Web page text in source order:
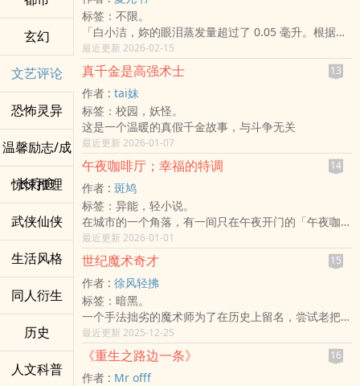
玄幻
文艺评论
恐怖灵异
温馨励志/成
长疗愈
惊悚推理
武侠仙侠
生活风格
同人衍生
历史
人文科普
容器， 爱会被延续， 还是被稀释？ 这不是关于复活。
而是关于选择。 当你终于再次听见那熟悉的声音——
你会伸手拥抱， 还是转身离开？
标签：不限。
「白小洁，妳的眼泪蒸发量超过了 0.05 毫升。根据大
数据分析，妳现在需要一个强行拥抱。」
在厉氏集团掌权者——厉霆琛的世界里，爱情不是心
动，是精准的**「数据覆盖」。身为全球顶尖科技巨
头，他将「霸道」玩出了赛博庞克的高度。他开发了无
孔不入的 「爱洁 App」，将女主角白小洁**的生命彻
底数位化。
白小洁，一个只想安静领薪水的普通社畜，却被迫成为
了厉霆琛的「唯一云端用户」。
她想逃跑，导航系统会自动导向厉霆琛的怀抱；
她想打工，面试官的手机就会跳出警告：「录用此人将
引发厉氏集团的恶意并购」；
她想心动，智慧型手表就会大声公播：「检测到用户对
非特定对象产生好感，即刻电击处置」。
这是一场科技垄断与贫穷意志的黑色幽默对决。
当厉霆琛为了营造一场「只有两个人」的浪漫晚餐，而
不惜瘫痪整座城市的电力系统、中断所有医院的通讯、
引发全球股市暴跌时，白小洁看着满城的混乱与哀鸣，
终于忍不住咆哮： 「厉霆琛，你这不是爱，你这是伺
服器中毒啊！」
而总裁只是邪魅一笑，修长的手指滑过萤幕： 「女
人，妳这是在玩火。而我，刚好更新了防火墙。」
最近更新 2026-02-15
真千金是高强术士 13
作者 : tai妹
标签：校园，妖怪。
这是一个温暖的真假千金故事，与斗争无关
最近更新 2026-01-07
午夜咖啡厅；幸福的特调 14
作者 : 斑鸠
标签：异能，轻小说。
​在城市的一个角落，有一间只在午夜开门的「午夜咖啡
厅」又称为「不在地图上的咖啡厅」。这家店不收金
钱，只接受一种特殊的交易：用未来的「清醒时光」来
交换一个「被时间掩埋的真相」。
​​在艾利亚斯和晓清看来，每一位走出咖啡厅的客人，无
论是哭泣还是沉默，他们的灵魂都已经轻盈了许多。他
们没有挽回过去，但他们带着一份被理解的爱，学会了
如何让未来的幸福，不再被阴影所遮蔽。
​这间咖啡厅，就是时间长河中一个安静的、充满悲悯的
中转站……
最近更新 2026-01-01
世纪魔术奇才 15
作者 : 徐风轻拂
标签：暗黑。
一个手法拙劣的魔术师为了在历史上留名，尝试老把戏
将狮子变出来的表演。观众一度以为他真的把自己变不
见，现场响起如雷的掌声。故事在迟迟不停止的掌声中
落幕。
最近更新 2025-12-25
《重生之路边一条》 16
作者 : Mr offf